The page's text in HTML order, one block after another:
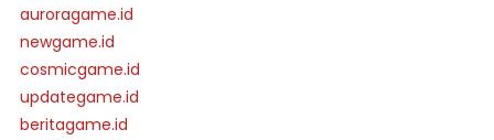
auroragame.id
newgame.id
cosmicgame.id
updategame.id
beritagame.id